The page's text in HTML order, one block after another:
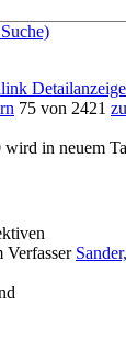
Detailanzeige
75 von 2421
wird in neuem
Verfasser